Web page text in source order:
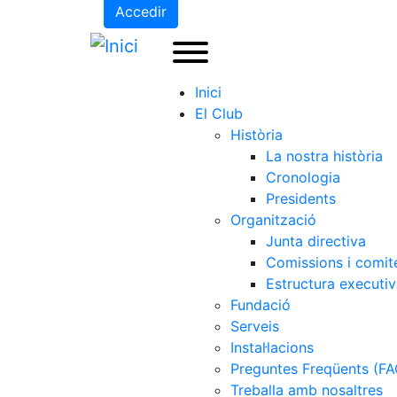
Accedir
Inici
El Club
Història
La nostra història
Cronologia
Presidents
Organització
Junta directiva
Comissions i
Estructura
Fundació
Serveis
Instal·lacions
Preguntes Freqüents
Treballa amb nosaltres